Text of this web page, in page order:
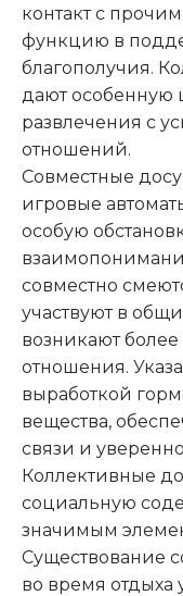
контакт с
функцию в
благополучия.
дают особенную
развлечения с
отношений.
Совместные
игровые
особую
совместно
участвуют в
возникают
отношения.
выработкой
вещества,
связи и
Коллективные
социальную
значимым
Существование
во время отдыха